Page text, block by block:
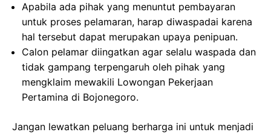
Apabila ada pihak yang menuntut pembayaran
untuk proses pelamaran, harap diwaspadai karena
hal tersebut dapat merupakan upaya penipuan.
Calon pelamar diingatkan agar selalu waspada dan
tidak gampang terpengaruh oleh pihak yang
mengklaim mewakili Lowongan Pekerjaan
Pertamina di Bojonegoro.
Jangan lewatkan peluang berharga ini untuk menjadi